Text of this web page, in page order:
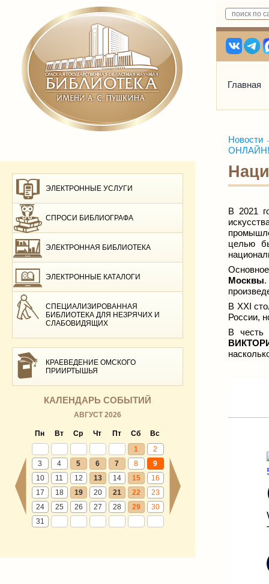
Главная
ЭЛЕКТРОННЫЕ УСЛУГИ
СПРОСИ БИБЛИОГРАФА
ЭЛЕКТРОННАЯ БИБЛИОТЕКА
ЭЛЕКТРОННЫЕ КАТАЛОГИ
СПЕЦИАЛИЗИРОВАННАЯ
БИБЛИОТЕКА ДЛЯ НЕЗРЯЧИХ И
СЛАБОВИДЯЩИХ
КРАЕВЕДЕНИЕ ОМСКОГО
ПРИИРТЫШЬЯ
КАЛЕНДАРЬ СОБЫТИЙ
АВГУСТ 2026
Пн Вт Ср Чт Пт Сб
Вс
1
2
3
4 5 6 7 8
9
10
11 12 13 14 15
16
17
18 19 20 21 22
23
24
25 26 27 28 29
30
31
Новости
ОНЛАЙН!
В 2021
целью
Москвы.
В XXI
России,
В честь